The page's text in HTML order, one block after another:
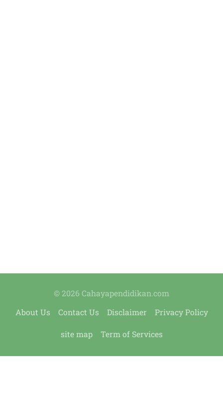
© 2026 Cahayapendidikan.com
About Us
Contact Us Disclaimer Privacy Policy
site map Term of Services